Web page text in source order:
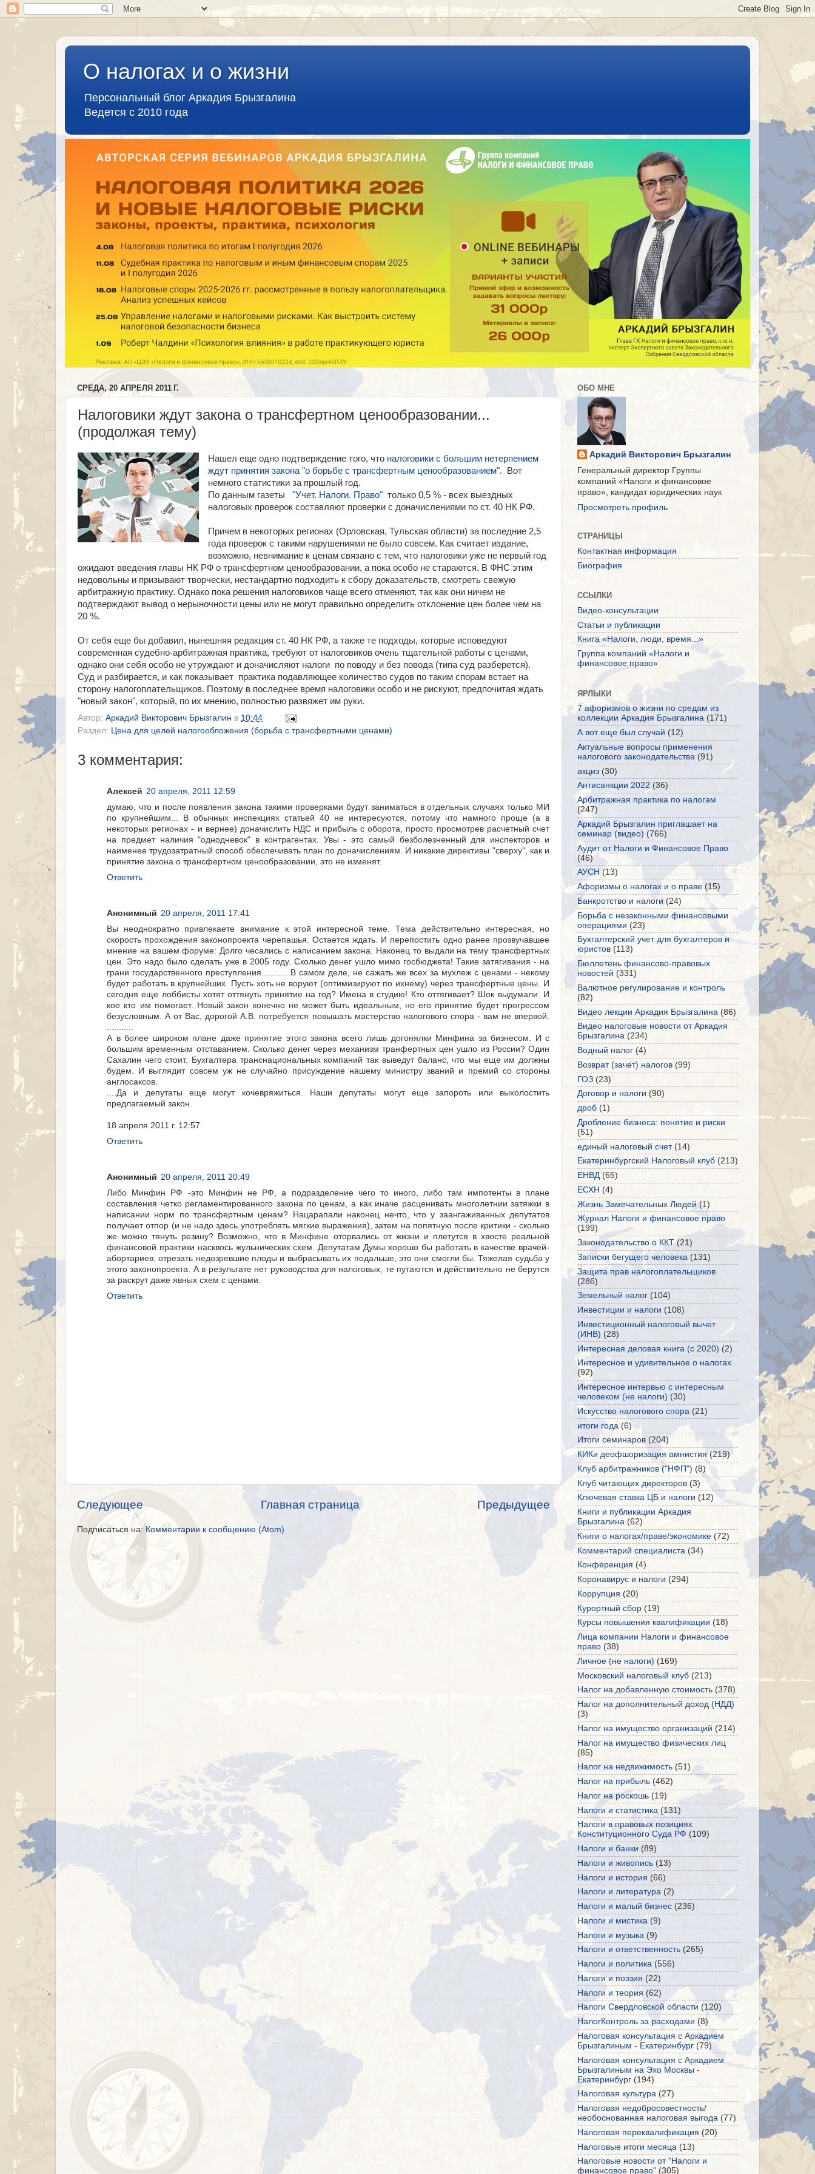
О налогах и о жизни
Персональный блог Аркадия Брызгалина
Ведется с 2010 года
СРЕДА, 20 АПРЕЛЯ 2011 Г.
Налоговики ждут закона о трансфертном ценообразовании...
(продолжая тему)
Нашел еще одно подтверждение того, что налоговики с большим нетерпением
ждут принятия закона "о борьбе с трансфертным ценообразованием". Вот
немного статистики за прошлый год.
По данным газеты "Учет. Налоги. Право"только 0,5 % - всех выездных
налоговых проверок составляют проверки с доначислениями по ст. 40 НК РФ.
Причем в некоторых регионах (Орловская, Тульская области) за последние 2,5
года проверок с такими нарушениями не было совсем. Как считает издание,
возможно, невнимание к ценам связано с тем, что налоговики уже не первый год
ожидают введения главы НК РФ о трансфертном ценообразовании, а пока особо не стараются. В ФНС этим
недовольны и призывают творчески, нестандартно подходить к сбору доказательств, смотреть свежую
арбитражную практику. Однако пока решения налоговиков чаще всего отменяют, так как они ничем не
подтверждают вывод о нерыночности цены или не могут правильно определить отклонение цен более чем на
20 %.
От себя еще бы добавил, нынешняя редакция ст. 40 НК РФ, а также те подходы, которые исповедуют
современная судебно-арбитражная практика, требуют от налоговиков очень тщательной работы с ценами,
однако они себя особо не утруждают и доначисляют налоги по поводу и без повода (типа суд разберется).
Суд и разбирается, и как показывает практика подавляющее количество судов по таким спорам встает на
сторону налогоплательщиков. Поэтому в последнее время налоговики особо и не рискуют, предпочитая ждать
"новый закон", который, по их мнению, полностью развяжет им руки.
Автор: Аркадий Викторович Брызгалин в 10:44
Раздел:
Цена для целей налогообложения (борьба с трансфертными ценами)
3 комментария:
Алексей 20 апреля, 2011 12:59
думаю, что и после появления закона такими проверками будут заниматься в отдельных случаях только МИ
по крупнейшим... В обычных инспекциях статьей 40 не интересуются, потому что намного проще (а в
некоторых регионах - и вернее) доначислить НДС и прибыль с оборота, просто просмотрев расчетный счет
на предмет наличия "однодневок" в контрагентах. Увы - это самый безболезненный для инспекторов и
наименее трудозатратный способ обеспечивать план по доначислениям. И никакие директивы "сверху", как и
принятие закона о трансфертном ценообразовании, это не изменят.
Ответить
Анонимный 20 апреля, 2011 17:41
Вы неоднократно привлекаете внимание к этой интересной теме. Тема действительно интересная, но
скорость прохождения законопроекта черепашья. Остается ждать. И перепостить одно ранее прозвучавшее
мнение на вашем форуме: Долго чесались с написанием закона. Наконец то выдали на тему трансфертных
цен. Это надо было сделать уже в 2005 году. Сколько денег ушло мимо госбюджета! Такие затягивания - на
грани государственного преступления............В самом деле, не сажать же всех за мухлеж с ценами - некому
будет работать в крупнейших. Пусть хоть не воруют (оптимизируют по ихнему) через трансфертные цены. И
сегодня еще лоббисты хотят оттянуть принятие на год? Имена в студию! Кто оттягивает? Шок выдумали. И
кое кто им помогает. Новый закон конечно не может быть идеальным, но его принятие будет прогрессом
безусловным. А от Вас, дорогой А.В. потребуется повышать мастерство налогового спора - вам не впервой.
...........
А в более широком плане даже принятие этого закона всего лишь догонялки Минфина за бизнесом. И с
большим временным отставанием. Сколько денег через механизм транфертных цен ушло из России? Один
Сахалин чего стоит. Бухгалтера транснациональных компаний так выведут баланс, что мы еще им должны
будем. И выглядит совсем уж не случайно присуждение нашему министру званий и премий со стороны
англосаксов.
....Да и депутаты еще могут кочевряжиться. Наши депутаты могут еще запороть или выхолостить
предлагаемый закон.
18 апреля 2011 г. 12:57
Ответить
Анонимный 20 апреля, 2011 20:49
Либо Минфин РФ -это Минфин не РФ, а подразделение чего то иного, либо там импотенты в плане
составления четко регламентированного закона по ценам, а как иначе расценивать многолетнии затяжки в
написании норм по трансфертным ценам? Нацарапали наконец нечто, что у заангаживанных депутатов
получает отпор (и не надо здесь употреблять мягкие выражения), затем на попятную после критики - сколько
же можно тянуть резину? Возможно, что в Минфине оторвались от жизни и плетутся в хвосте реальной
финансовой практики насквось жульнических схем. Депутатам Думы хорошо бы работать в качестве врачей-
абортариев, отрезать недозревшие плоды и выбрасывать их подальше, это они смогли бы. Тяжелая судьба у
этого законопроекта. А в результате нет руководства для налоговых, те путаются и действительно не берутся
за раскрут даже явных схем с ценами.
Ответить
Следующее Предыдущее
Главная страница
Подписаться на: Комментарии к сообщению (Atom)
ОБО МНЕ
Аркадий Викторович Брызгалин
Генеральный директор Группы
компаний «Налоги и финансовое
право», кандидат юридических наук
Просмотреть профиль
СТРАНИЦЫ
Контактная информация
Биография
ССЫЛКИ
Видео-консультации
Статьи и публикации
Книга «Налоги, люди, время...»
Группа компаний «Налоги и
финансовое право»
ЯРЛЫКИ
7 афоризмов о жизни по средам из
коллекции Аркадия Брызгалина (171)
А вот еще был случай (12)
Актуальные вопросы применения
налогового законодательства (91)
акциз (30)
Антисанкции 2022 (36)
Арбитражная практика по налогам
(247)
Аркадий Брызгалин приглашает на
семинар (видео) (766)
Аудит от Налоги и Финансовое Право
(46)
АУСН (13)
Афоризмы о налогах и о праве (15)
Банкротство и налоги (24)
Борьба с незаконными финансовыми
операциями (23)
Бухгалтерский учет для бухгалтеров и
юристов (113)
Бюллетень финансово-правовых
новостей (331)
Валютное регулирование и контроль
(82)
Видео лекции Аркадия Брызгалина (86)
Видео налоговые новости от Аркадия
Брызгалина (234)
Водный налог (4)
Возврат (зачет) налогов (99)
ГОЗ (23)
Договор и налоги (90)
дроб (1)
Дробление бизнеса: понятие и риски
(51)
единый налоговый счет (14)
Екатеринбургский Налоговый клуб (213)
ЕНВД (65)
ЕСХН (4)
Жизнь Замечательных Людей (1)
Журнал Налоги и финансовое право
(199)
Законодательство о ККТ (21)
Записки бегущего человека (131)
Защита прав налогоплательщиков
(286)
Земельный налог (104)
Инвестиции и налоги (108)
Инвестиционный налоговый вычет
(ИНВ) (28)
Интересная деловая книга (с 2020) (2)
Интересное и удивительное о налогах
(92)
Интересное интервью с интересным
человеком (не налоги) (30)
Искусство налогового спора (21)
итоги года (6)
Итоги семинаров (204)
КИКи деофшоризация амнистия (219)
Клуб арбитражников ("НФП") (8)
Клуб читающих директоров (3)
Ключевая ставка ЦБ и налоги (12)
Книги и публикации Аркадия
Брызгалина (62)
Книги о налогах/праве/экономике (72)
Комментарий специалиста (34)
Конференция (4)
Коронавирус и налоги (294)
Коррупция (20)
Курортный сбор (19)
Курсы повышения квалификации (18)
Лица компании Налоги и финансовое
право (38)
Личное (не налоги) (169)
Московский налоговый клуб (213)
Налог на добавленную стоимость (378)
Налог на дополнительный доход (НДД)
(3)
Налог на имущество организаций (214)
Налог на имущество физических лиц
(85)
Налог на недвижимость (51)
Налог на прибыль (462)
Налог на роскошь (19)
Налоги и статистика (131)
Налоги в правовых позициях
Конституционного Суда РФ (109)
Налоги и банки (89)
Налоги и живопись (13)
Налоги и история (66)
Налоги и литература (2)
Налоги и малый бизнес (236)
Налоги и мистика (9)
Налоги и музыка (9)
Налоги и ответственность (265)
Налоги и политика (556)
Налоги и поэзия (22)
Налоги и теория (62)
Налоги Свердловской области (120)
НалогКонтроль за расходами (8)
Налоговая консультация с Аркадием
Брызгалиным - Екатеринбург (79)
Налоговая консультация с Аркадием
Брызгалиным на Эхо Москвы -
Екатеринбург (194)
Налоговая культура (27)
Налоговая недобросовестность/
необоснованная налоговая выгода (77)
Налоговая переквалификация (20)
Налоговые итоги месяца (13)
Налоговые новости от "Налоги и
финансовое право" (305)